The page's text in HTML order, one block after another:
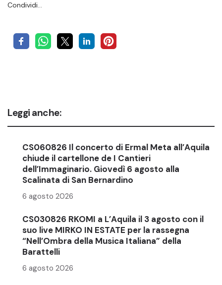
Condividi…
Leggi anche:
CS060826 Il concerto di Ermal Meta all’Aquila
chiude il cartellone de I Cantieri
dell’Immaginario. Giovedì 6 agosto alla
Scalinata di San Bernardino
6 agosto 2026
CS030826 RKOMI a L’Aquila il 3 agosto con il
suo live MIRKO IN ESTATE per la rassegna
“Nell’Ombra della Musica Italiana” della
Barattelli
6 agosto 2026